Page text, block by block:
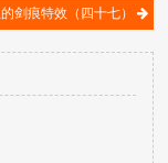
剑痕特效（四十七）